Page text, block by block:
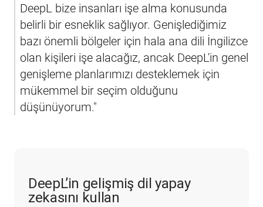
DeepL bize insanları işe alma konusunda
belirli bir esneklik sağlıyor. Genişlediğimiz
bazı önemli bölgeler için hala ana dili İngilizce
olan kişileri işe alacağız, ancak DeepL'in genel
genişleme planlarımızı desteklemek için
mükemmel bir seçim olduğunu
düşünüyorum."
DeepL’in gelişmiş dil yapay
zekasını kullan